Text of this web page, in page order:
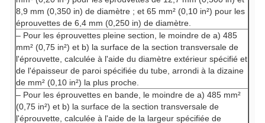
8,9 mm (0,350 in) de diamètre ; et 65 mm² (0,10 in²) pour les
éprouvettes de 6,4 mm (0,250 in) de diamètre.
– Pour les éprouvettes pleine section, le moindre de a) 485
mm² (0,75 in²) et b) la surface de la section transversale de
l'éprouvette, calculée à l'aide du diamètre extérieur spécifié et
de l'épaisseur de paroi spécifiée du tube, arrondi à la dizaine
de mm² (0,10 in²) la plus proche.
– Pour les éprouvettes en bande, le moindre de a) 485 mm²
(0,75 in²) et b) la surface de la section transversale de
l'éprouvette, calculée à l'aide de la largeur spécifiée de